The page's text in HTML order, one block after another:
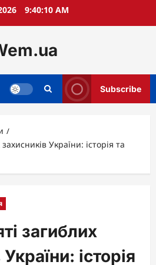
9:40:11 AM
Subscribe
України: історія та
загиблих
історія